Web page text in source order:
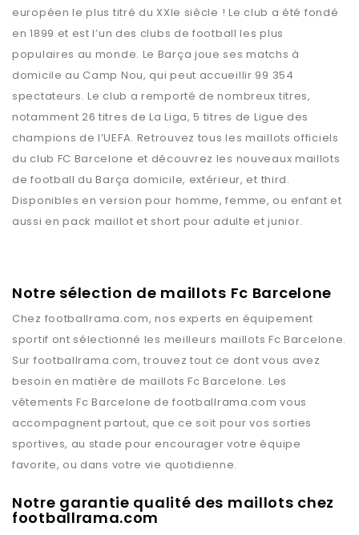
européen le plus titré du XXIe siècle ! Le club a été fondé
en 1899 et est l’un des clubs de football les plus
populaires au monde. Le Barça joue ses matchs à
domicile au Camp Nou, qui peut accueillir 99 354
spectateurs. Le club a remporté de nombreux titres,
notamment 26 titres de La Liga, 5 titres de Ligue des
champions de l’UEFA. Retrouvez tous les maillots officiels
du club FC Barcelone et découvrez les nouveaux maillots
de football du Barça domicile, extérieur, et third.
Disponibles en version pour homme, femme, ou enfant et
aussi en pack maillot et short pour adulte et junior.
Notre sélection de maillots Fc Barcelone
Chez footballrama.com, nos experts en équipement
sportif ont sélectionné les meilleurs maillots Fc Barcelone.
Sur footballrama.com, trouvez tout ce dont vous avez
besoin en matière de maillots Fc Barcelone. Les
vêtements Fc Barcelone defootballrama.com vous
accompagnent partout, que ce soit pour vos sorties
sportives, au stade pour encourager votre équipe
favorite, ou dans votre vie quotidienne.
Notre garantie qualité des maillots chez
footballrama.com